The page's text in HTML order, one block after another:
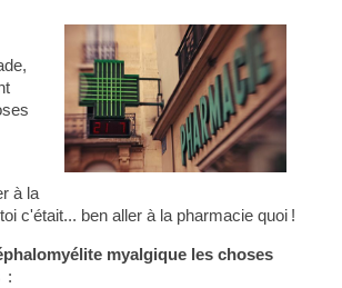
à la
c'était... ben aller à la pharmacie quoi !
myalgique les choses
: